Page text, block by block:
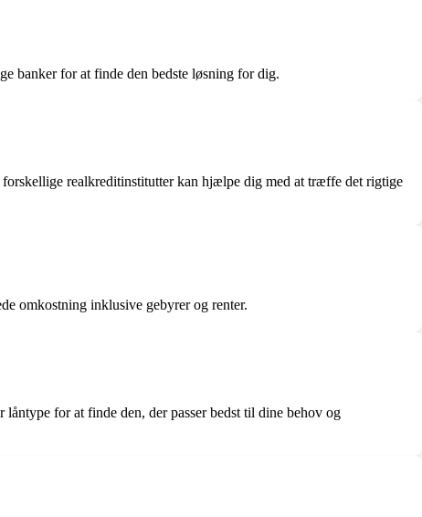
banker for at finde den bedste løsning for dig.
realkreditinstitutter kan hjælpe dig med at træffe det rigtige
omkostning inklusive gebyrer og renter.
for at finde den, der passer bedst til dine behov og